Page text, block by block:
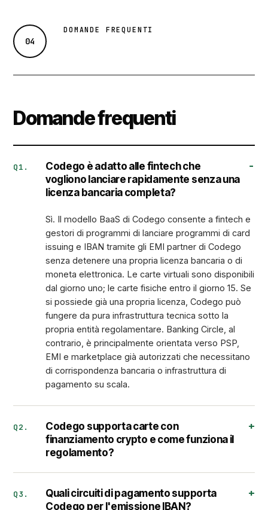
04
DOMANDE FREQUENTI
Domande frequenti
Q1.
Codego è adatto alle fintech che
vogliono lanciare rapidamente senza una
licenza bancaria completa?
Sì. Il modello BaaS di Codego consente a fintech e
gestori di programmi di lanciare programmi di card
issuing e IBAN tramite gli EMI partner di Codego
senza detenere una propria licenza bancaria o di
moneta elettronica. Le carte virtuali sono disponibili
dal giorno uno; le carte fisiche entro il giorno 15. Se
si possiede già una propria licenza, Codego può
fungere da pura infrastruttura tecnica sotto la
propria entità regolamentare. Banking Circle, al
contrario, è principalmente orientata verso PSP,
EMI e marketplace già autorizzati che necessitano
di corrispondenza bancaria o infrastruttura di
pagamento su scala.
Q2.
Codego supporta carte con
finanziamento crypto e come funziona il
regolamento?
Q3.
Quali circuiti di pagamento supporta
Codego per l'emissione IBAN?